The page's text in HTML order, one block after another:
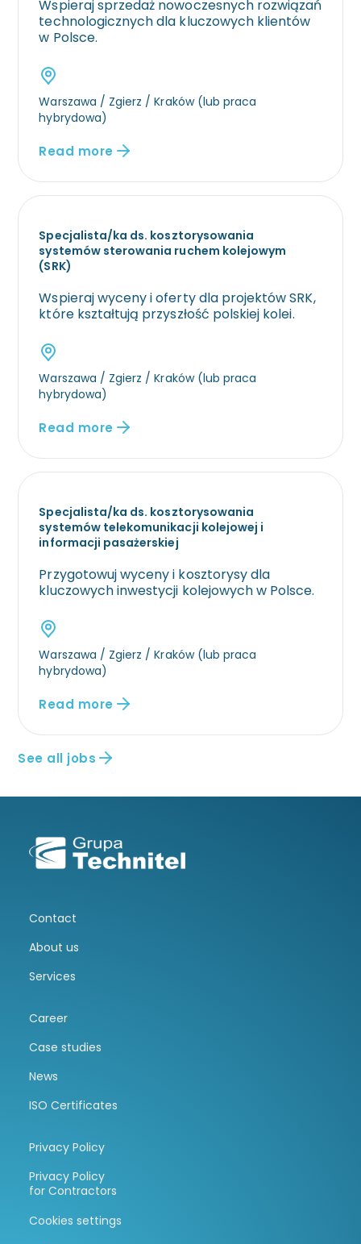
Wspieraj sprzedaż nowoczesnych rozwiązań
technologicznych dla kluczowych klientów
w Polsce.
Warszawa / Zgierz / Kraków (lub praca
hybrydowa)
Read more
Specjalista/ka ds. kosztorysowania
systemów sterowania ruchem kolejowym
(SRK)
Wspieraj wyceny i oferty dla projektów SRK,
które kształtują przyszłość polskiej kolei.
Warszawa / Zgierz / Kraków (lub praca
hybrydowa)
Read more
Specjalista/ka ds. kosztorysowania
systemów telekomunikacji kolejowej i
informacji pasażerskiej
Przygotowuj wyceny i kosztorysy dla
kluczowych inwestycji kolejowych w Polsce.
Warszawa / Zgierz / Kraków (lub praca
hybrydowa)
Read more
See all jobs
Contact
About us
Services
Career
Case studies
News
ISO Certificates
Privacy Policy
Privacy Policy
for Contractors
Cookies settings